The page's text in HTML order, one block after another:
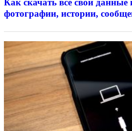
фотографии, истории,